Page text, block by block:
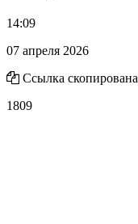
14:09
07 апреля 2026
Ссылка скопирована
1809